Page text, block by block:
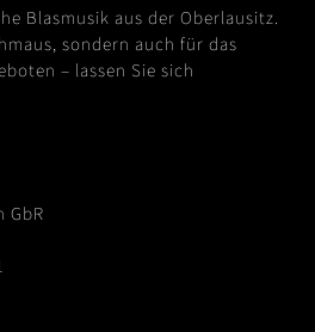
Blasmusik aus der Oberlausitz.
sondern auch für das
– lassen Sie sich
GbR